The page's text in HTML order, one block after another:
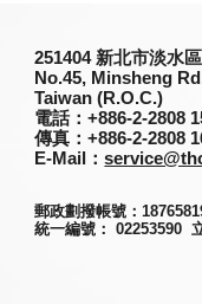
251404新北市淡水
No.45, Minsheng
Taiwan (R.O.C.)
電話：+886-2-2808
傳真 ：+886-2-2808
E-Mail：
郵政劃撥帳號：
統一編號： 02253590